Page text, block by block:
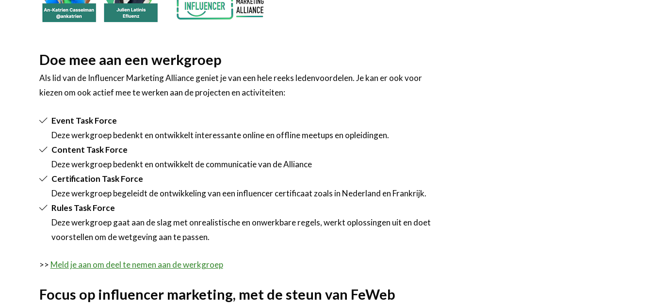
Doe mee aan een werkgroep
Als lid van de Influencer Marketing Alliance geniet je van een hele reeks ledenvoordelen. Je kan er ook voor
kiezen om ook actief mee te werken aan de projecten en activiteiten:
Event Task Force
Deze werkgroep bedenkt en ontwikkelt interessante online en offline meetups en opleidingen.
Content Task Force
Deze werkgroep bedenkt en ontwikkelt de communicatie van de Alliance
Certification Task Force
Deze werkgroep begeleidt de ontwikkeling van een influencer certificaat zoals in Nederland en Frankrijk.
Rules Task Force
Deze werkgroep gaat aan de slag met onrealistische en onwerkbare regels, werkt oplossingen uit en doet
voorstellen om de wetgeving aan te passen.
>> Meld je aan om deel te nemen aan de werkgroep
Focus op influencer marketing, met de steun van FeWeb